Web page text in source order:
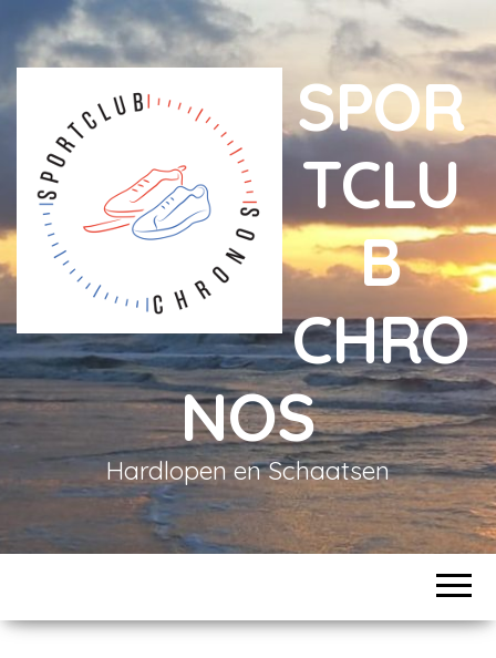
SPOR
TCLU
B
CHRO
NOS
Hardlopen en Schaatsen